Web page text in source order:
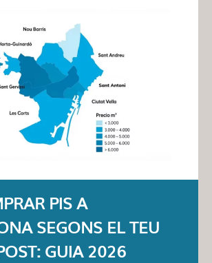
PIS A
SEGONS EL TEU
GUIA 2026